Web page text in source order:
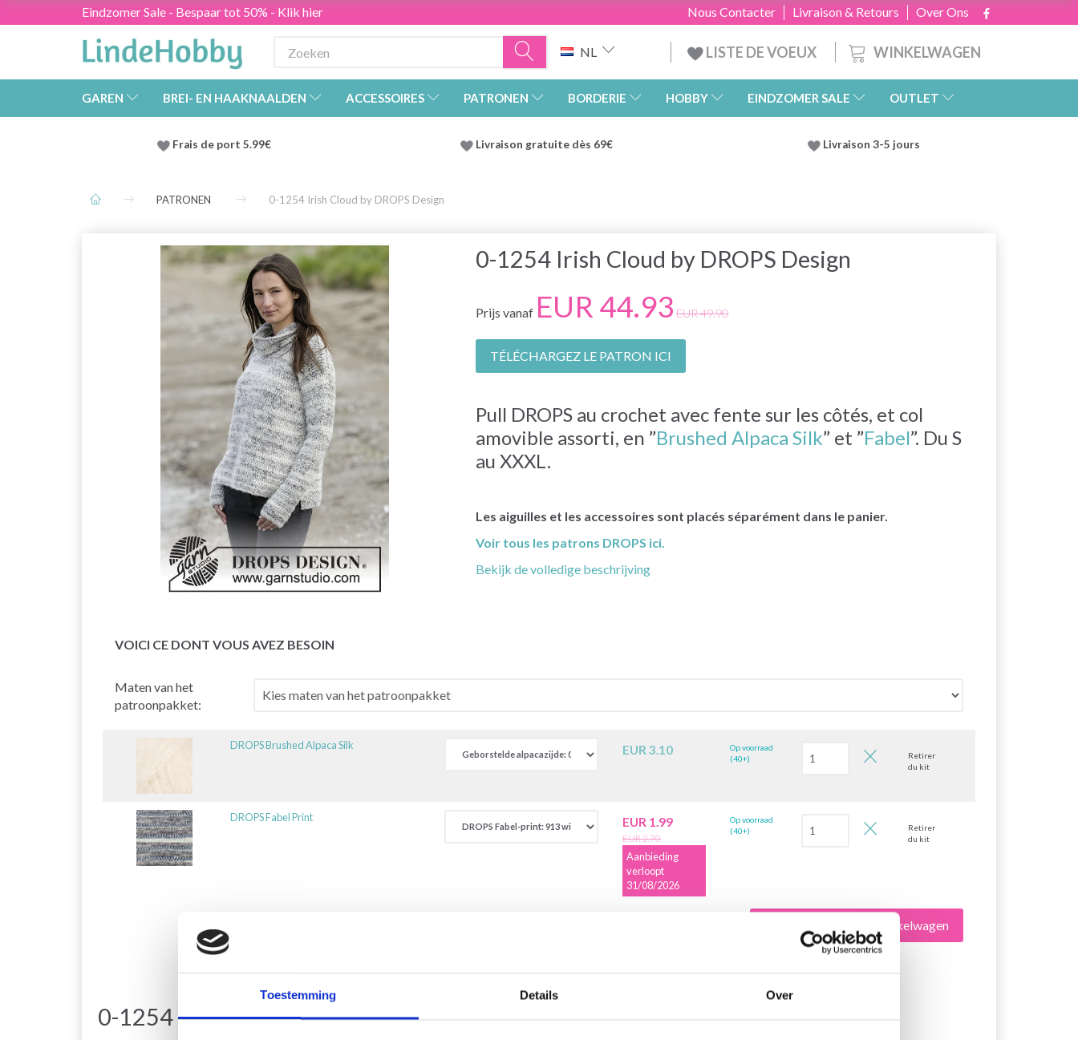
Toestemming Details Over
Eindzomer Sale - Bespaar tot 50% - Klik hier Over Ons
Livraison & Retours
Nous Contacter
WINKELWAGEN
NL LISTE DE VOEUX
GAREN BREI- EN HAAKNAALDEN ACCESSOIRES PATRONEN BORDERIE HOBBY EINDZOMER SALE OUTLET
Frais de port 5.99€ Livraison gratuite dès 69€ Livraison 3-5 jours
PATRONEN 0-1254 Irish Cloud by DROPS Design
0-1254 Irish Cloud by DROPS Design
Prijs vanaf EUR 44.93 EUR 49.90
TÉLÉCHARGEZ LE PATRON ICI
Pull DROPS au crochet avec fente sur les côtés, et col
amovible assorti, en ”Brushed Alpaca Silk” et ”Fabel”. Du S
au XXXL.
Les aiguilles et les accessoires sont placés séparément dans le panier.
Voir tous les patrons DROPS ici.
Bekijk de volledige beschrijving
VOICI CE DONT VOUS AVEZ BESOIN
Maten van het
patroonpakket:
DROPS Brushed Alpaca Silk EUR 3.10
Op voorraad
(40+)
Retirer
du kit
DROPS Fabel Print EUR 1.99
EUR 2.70
Aanbieding
verloopt
31/08/2026
Op voorraad
(40+)
Retirer
du kit
Alles toevoegen aan winkelwagen
0-1254 Irish Cloud by DROPS Design